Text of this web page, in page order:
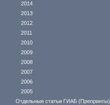
2014
2013
2012
2011
2010
2009
2008
2007
2006
2005
Отдельные статьи ГИАБ (Препринты)